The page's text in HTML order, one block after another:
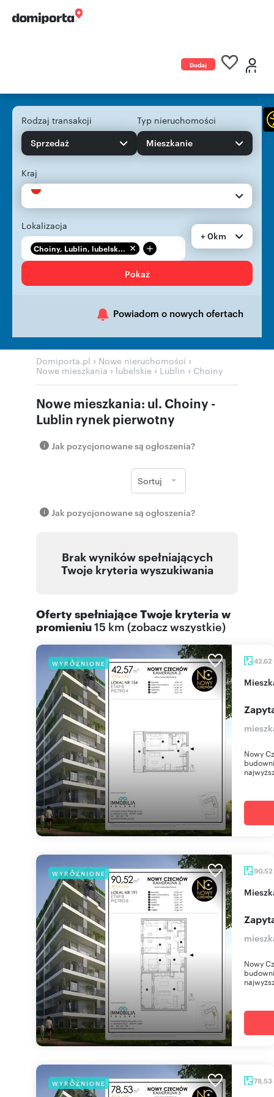
Dodaj
Rodzaj transakcji
Sprzedaż
Typ nieruchomości
Mieszkanie
Kraj
Lokalizacja
Choiny, Lublin, lubelsk... +
+ 0km
Pokaż
Powiadom o nowych ofertach
Domiporta.pl › Nowe nieruchomości ›
Nowe mieszkania › lubelskie › Lublin › Choiny
Nowe mieszkania: ul. Choiny -
Lublin rynek pierwotny
Jak pozycjonowane są ogłoszenia?
Sortuj
Jak pozycjonowane są ogłoszenia?
Brak wyników spełniających
Twoje kryteria wyszukiwania
Oferty spełniające Twoje kryteria w
promieniu15 km (zobacz wszystkie)
WYRÓŻNIONE 42,62
Nowy
WYRÓŻNIONE 90,52
Nowy
WYRÓŻNIONE 78,53